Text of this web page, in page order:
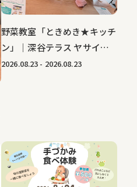
野菜教室「ときめき★キッチ
ン」｜深谷テラス ヤサイな
仲間たちファーム
2026.08.23 - 2026.08.23